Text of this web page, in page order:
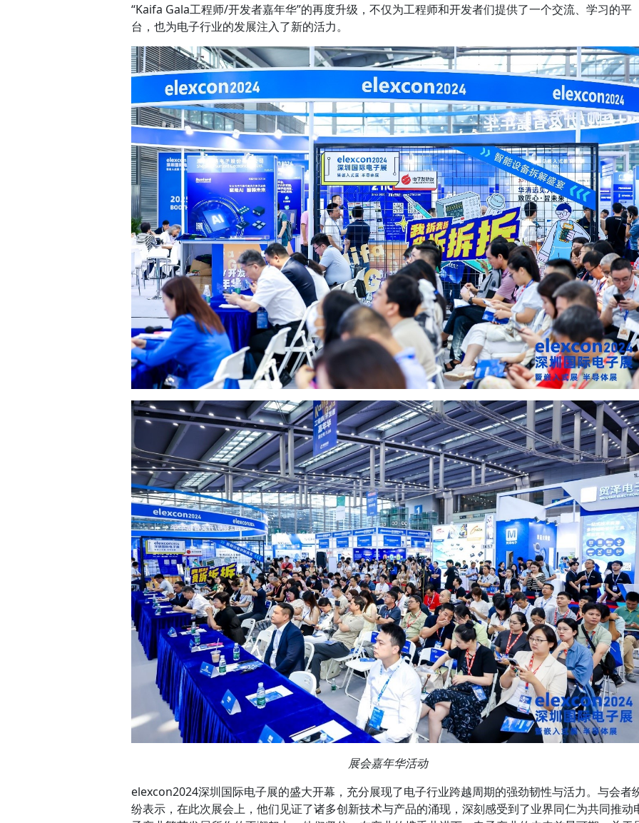
“Kaifa Gala工程师/开发者嘉年华”的再度升级，不仅为工程师和开发者们提供了一个交流、学习的平
台，也为电子行业的发展注入了新的活力。
展会嘉年华活动
elexcon2024深圳国际电子展的盛大开幕，充分展现了电子行业跨越周期的强劲韧性与活力。与会者
纷表示，在此次展会上，他们见证了诸多创新技术与产品的涌现，深刻感受到了业界同仁为共同推动